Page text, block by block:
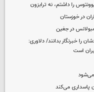
را داشتم، نه ترابزون
در خوزستان
در جغین
خبرنگار بدانند/ دلاوری:
است
می‌شود
پاسداری می‌کند